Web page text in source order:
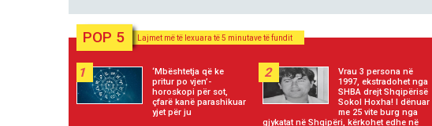
POP 5 Lajmet më të lexuara të 5 minutave të fundit
1
‘Mbështetja që ke
pritur po vjen’-
horoskopi për sot,
çfarë kanë parashikuar
yjet për ju
2
Vrau 3 persona në
1997, ekstradohet nga
SHBA drejt Shqipërisë
Sokol Hoxha! I dënuar
me 25 vite burg nga
gjykatat në Shqipëri, kërkohet edhe në